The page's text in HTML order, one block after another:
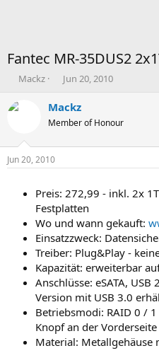
Fantec MR-35DUS2
T
e
n
t
Mackz
B
g
n
a
u
m
Jun 20, 2010
Mackz
Member of Honour
Jun 20, 2010
Preis: 272,99 - inkl. 2x
Festplatten
Wo und wann gekauft:
Einsatzzweck:
Treiber: Plug&Play -
Kapazität: erweiterbar
Anschlüsse: eSATA,
Version mit USB 3.0
Betriebsmodi: RAID 0 /
Knopf an der Vorderseite
Material: Metallgehäuse